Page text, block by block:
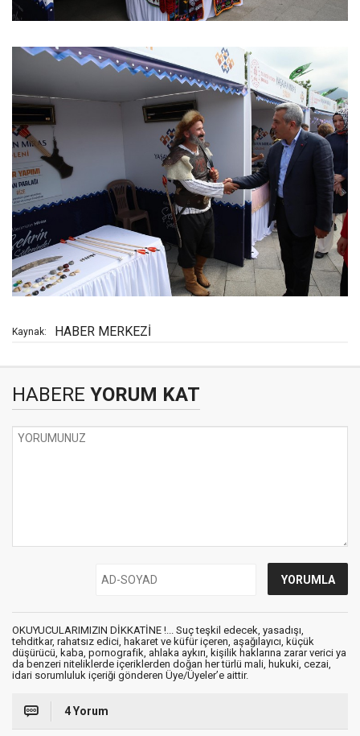
Kaynak: HABER MERKEZİ
HABERE YORUM KAT
OKUYUCULARIMIZIN DİKKATİNE !... Suç teşkil edecek, yasadışı,
tehditkar, rahatsız edici, hakaret ve küfür içeren, aşağılayıcı, küçük
düşürücü, kaba, pornografik, ahlaka aykırı, kişilik haklarına zarar verici ya
da benzeri niteliklerde içeriklerden doğan her türlü mali, hukuki, cezai,
idari sorumluluk içeriği gönderen Üye/Üyeler’e aittir.
4 Yorum